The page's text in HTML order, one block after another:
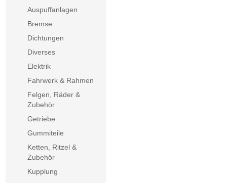
Auspuffanlagen
Bremse
Dichtungen
Diverses
Elektrik
Fahrwerk & Rahmen
Felgen, Räder &
Zubehör
Getriebe
Gummiteile
Ketten, Ritzel &
Zubehör
Kupplung